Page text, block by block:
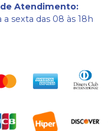
Atendimento:
a sexta das 08 às 18h